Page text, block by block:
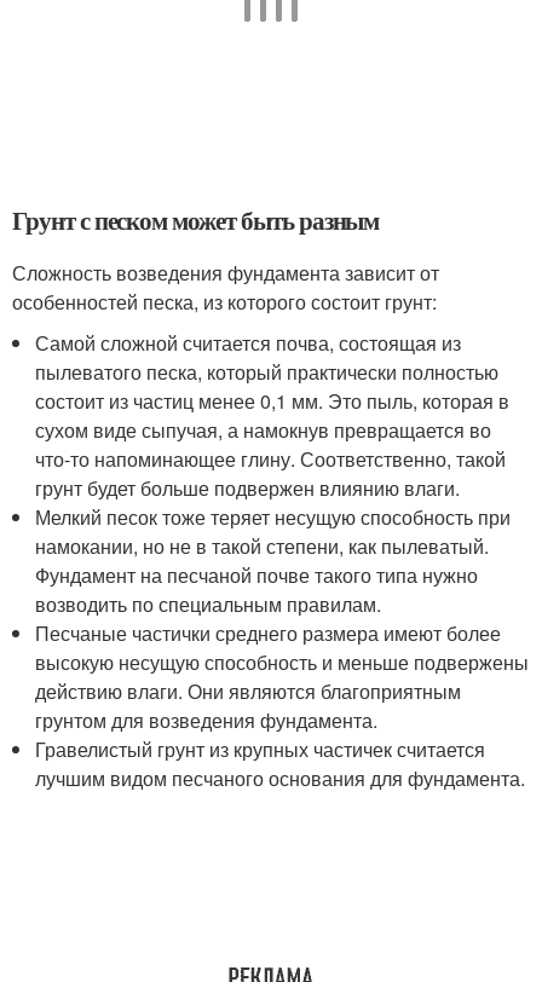
Грунт с песком может быть разным
Сложность возведения фундамента зависит от
особенностей песка, из которого состоит грунт:
Самой сложной считается почва, состоящая из
пылеватого песка, который практически полностью
состоит из частиц менее 0,1 мм. Это пыль, которая в
сухом виде сыпучая, а намокнув превращается во
что-то напоминающее глину. Соответственно, такой
грунт будет больше подвержен влиянию влаги.
Мелкий песок тоже теряет несущую способность при
намокании, но не в такой степени, как пылеватый.
Фундамент на песчаной почве такого типа нужно
возводить по специальным правилам.
Песчаные частички среднего размера имеют более
высокую несущую способность и меньше подвержены
действию влаги. Они являются благоприятным
грунтом для возведения фундамента.
Гравелистый грунт из крупных частичек считается
лучшим видом песчаного основания для фундамента.